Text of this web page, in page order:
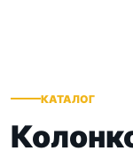
КАТАЛОГ